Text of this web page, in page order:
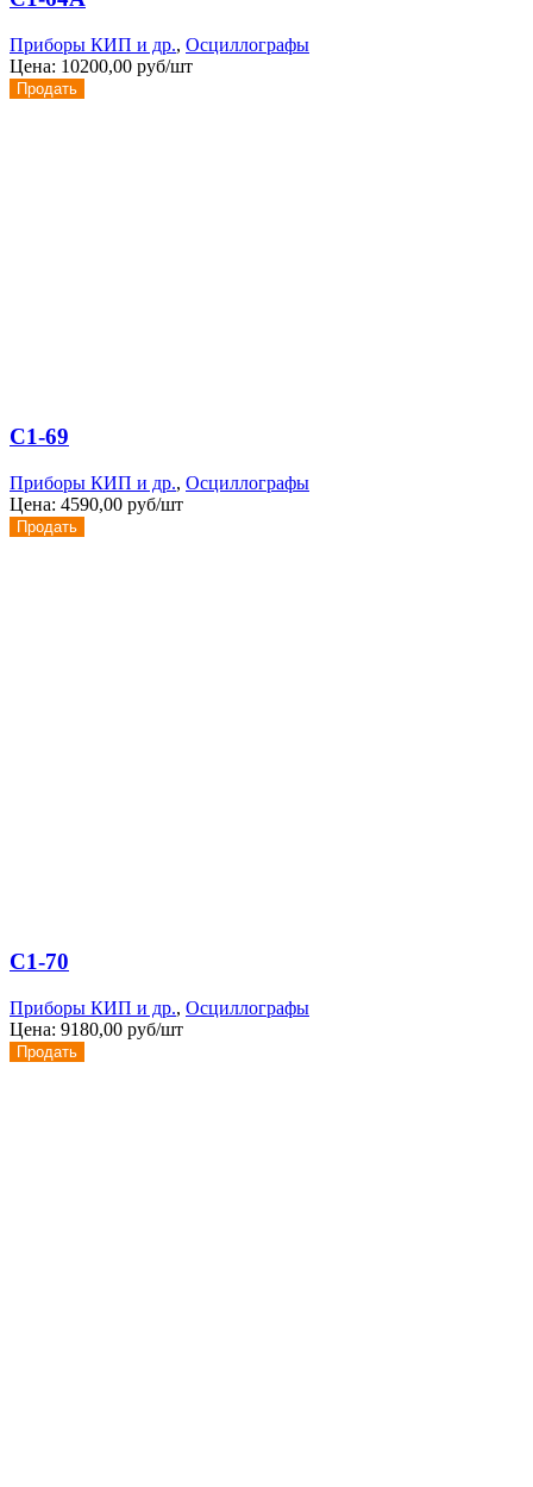
Приборы КИП и др., Осциллографы
Цена: 10200,00 руб/шт
Продать
С1-69
Приборы КИП и др., Осциллографы
Цена: 4590,00 руб/шт
Продать
С1-70
Приборы КИП и др., Осциллографы
Цена: 9180,00 руб/шт
Продать